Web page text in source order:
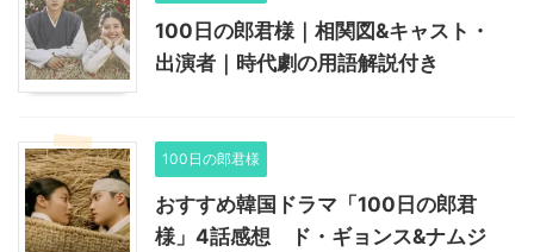
100日の郎君様｜相関図&キャスト・
出演者｜時代劇の用語解説付き
100日の郎君様
おすすめ韓国ドラマ「100日の郎君
様」4話感想 ド・ギョンス&ナムジ